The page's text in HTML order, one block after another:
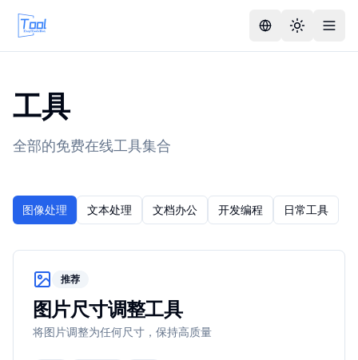
工具
全部的免费在线工具集合
图像处理 文本处理 文档办公 开发编程 日常工具
推荐
图片尺寸调整工具
将图片调整为任何尺寸，保持高质量